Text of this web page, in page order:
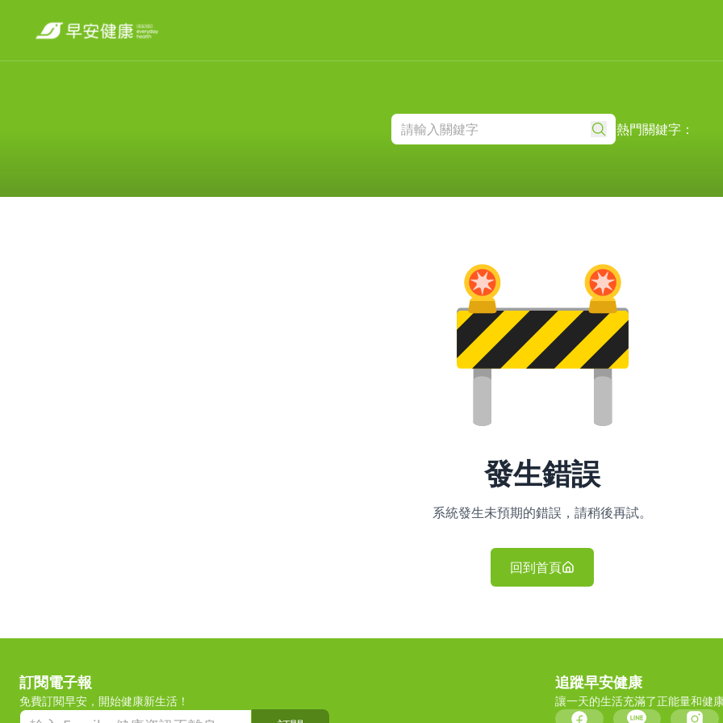
熱門關鍵字：
發生錯誤
系統發生未預期的錯誤，請稍後再試。
回到首頁
訂閱電子報
免費訂閱早安，開始健康新生活！
追蹤早安健康
讓一天的生活充滿了正能量和健